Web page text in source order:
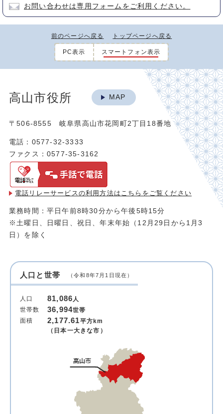
お問い合わせは専用フォームをご利用ください。
前のページへ戻る トップページへ戻る
PC表示 スマートフォン表示
高山市役所 MAP
〒506-8555 岐阜県高山市花岡町2丁目18番地
電話：0577-32-3333
ファクス：0577-35-3162
電話リレーサービスの利用方法は こちらをご覧ください
業務時間：平日午前8時30分から午後5時15分
※土曜日、日曜日、祝日、年末年始（12月29日から1月3
日）を除く
人口と世帯 （令和8年7月1日現在）
人口 81,086人
世帯数
36,994世帯
面積
2,177.61平方km
（日本一大きな市）